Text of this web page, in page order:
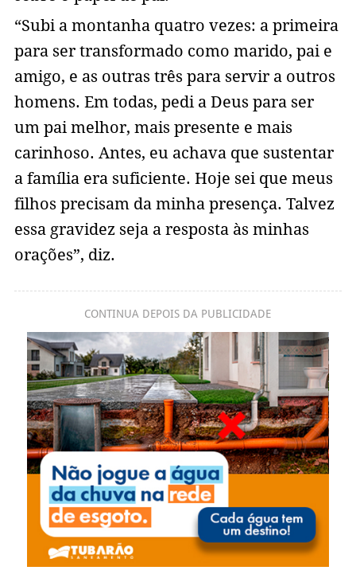
“Subi a montanha quatro vezes: a primeira
para ser transformado como marido, pai e
amigo, e as outras três para servir a outros
homens. Em todas, pedi a Deus para ser
um pai melhor, mais presente e mais
carinhoso. Antes, eu achava que sustentar
a família era suficiente. Hoje sei que meus
filhos precisam da minha presença. Talvez
essa gravidez seja a resposta às minhas
orações”, diz.
CONTINUA DEPOIS DA PUBLICIDADE